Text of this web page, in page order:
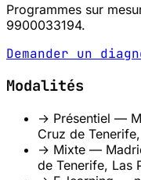
Programmes sur
9900033194.
Demander un
Modalités
→ Présentiel —
Cruz de
→ Mixte —
de Tenerife, Las